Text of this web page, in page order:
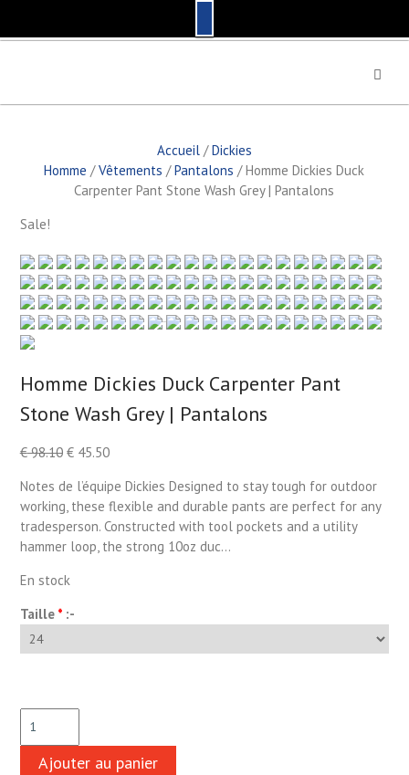
p
Accueil/Dickies
Homme /Vêtements /Pantalons / Homme Dickies Duck
Carpenter Pant Stone Wash Grey | Pantalons
Sale!
Homme Dickies Duck Carpenter Pant
Stone Wash Grey | Pantalons
€98.10 €45.50
Notes de l’équipe Dickies Designed to stay tough for outdoor
working, these flexible and durable pants are perfect for any
tradesperson. Constructed with tool pockets and a utility
hammer loop, the strong 10oz duc…
En stock
Taille *:-
Ajouter au panier